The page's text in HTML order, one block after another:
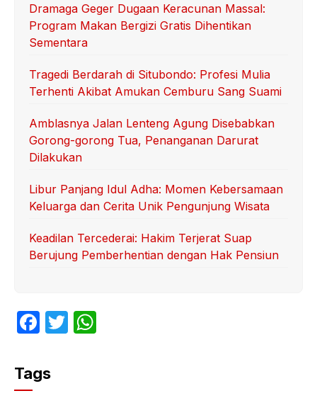
Dramaga Geger Dugaan Keracunan Massal:
Program Makan Bergizi Gratis Dihentikan
Sementara
Tragedi Berdarah di Situbondo: Profesi Mulia
Terhenti Akibat Amukan Cemburu Sang Suami
Amblasnya Jalan Lenteng Agung Disebabkan
Gorong-gorong Tua, Penanganan Darurat
Dilakukan
Libur Panjang Idul Adha: Momen Kebersamaan
Keluarga dan Cerita Unik Pengunjung Wisata
Keadilan Tercederai: Hakim Terjerat Suap
Berujung Pemberhentian dengan Hak Pensiun
F
c
e
T
Tags